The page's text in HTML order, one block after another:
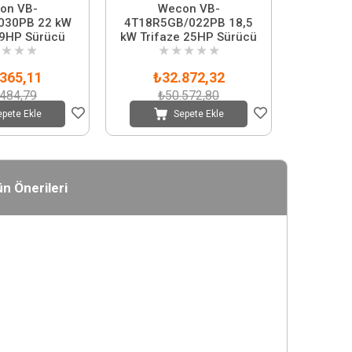
VB-
22 kW
Sürücü
★ ★ ★
Ekle
Wecon VB-
4T18R5GB/022PB 18,5
kW Trifaze 25HP Sürücü
★ ★ ★ ★ ★
₺32.872,32
₺50.572,80
Sepete Ekle
Önerileri